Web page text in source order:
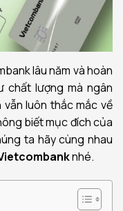
lâu năm và hoàn
chất lượng mà ngân
vẫn luôn thắc mắc về
biết mục đích của
ta hãy cùng nhau
nhé.